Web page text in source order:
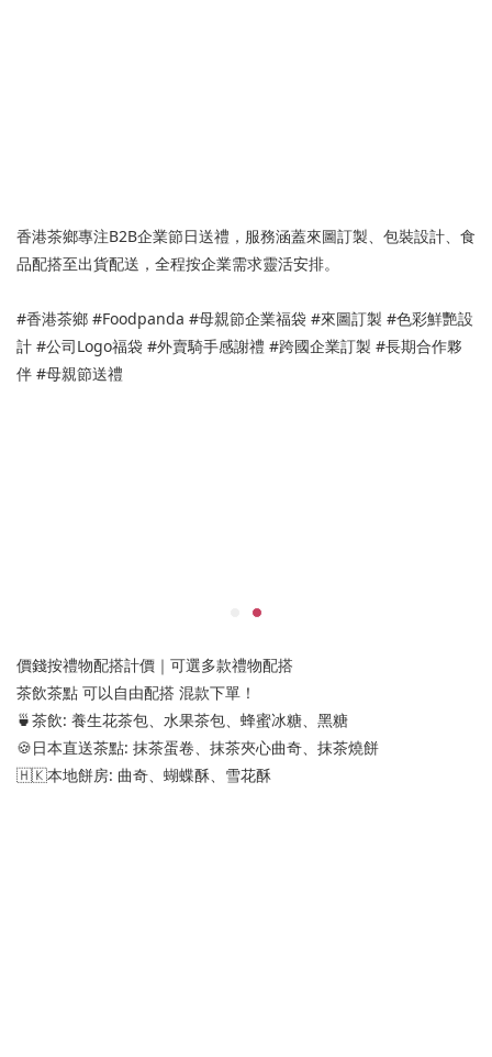
香港茶鄉專注B2B企業節日送禮，服務涵蓋來圖訂製、包裝設計、食
品配搭至出貨配送，全程按企業需求靈活安排。
#香港茶鄉 #Foodpanda #母親節企業福袋 #來圖訂製 #色彩鮮艷設
計 #公司Logo福袋 #外賣騎手感謝禮 #跨國企業訂製 #長期合作夥
伴 #母親節送禮
價錢按禮物配搭計價｜可選多款禮物配搭
茶飲茶點 可以自由配搭 混款下單！
🍵茶飲: 養生花茶包、水果茶包、蜂蜜冰糖、黑糖
🍪日本直送茶點: 抹茶蛋卷、抹茶夾心曲奇、抹茶燒餅
🇭🇰本地餅房: 曲奇、蝴蝶酥、雪花酥